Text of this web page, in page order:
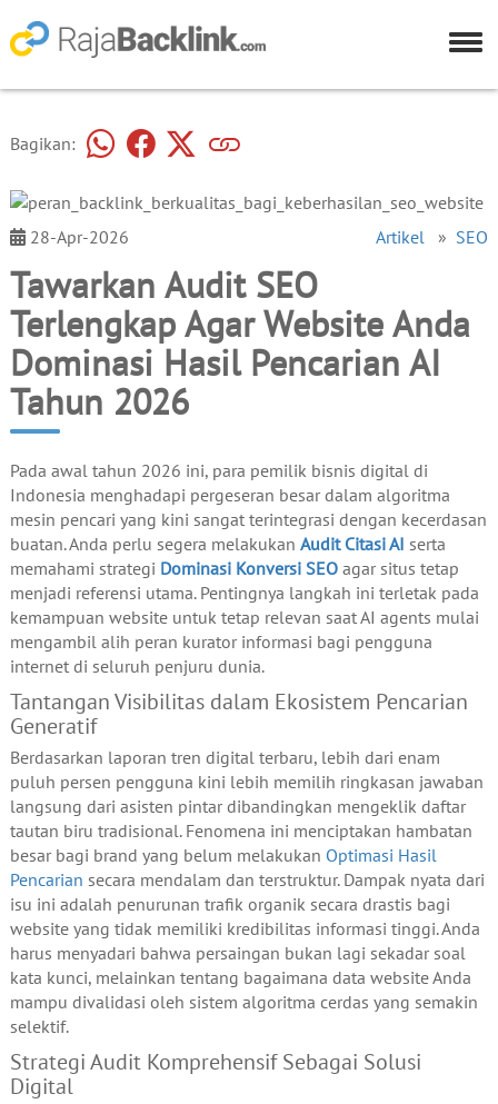
Bagikan:
28-Apr-2026 Artikel » SEO
Tawarkan Audit SEO
Terlengkap Agar Website Anda
Dominasi Hasil Pencarian AI
Tahun 2026
Pada awal tahun 2026 ini, para pemilik bisnis digital di
Indonesia menghadapi pergeseran besar dalam algoritma
mesin pencari yang kini sangat terintegrasi dengan kecerdasan
buatan. Anda perlu segera melakukan Audit Citasi AI serta
memahami strategi Dominasi Konversi SEOagar situs tetap
menjadi referensi utama. Pentingnya langkah ini terletak pada
kemampuan website untuk tetap relevan saat AI agents mulai
mengambil alih peran kurator informasi bagi pengguna
internet di seluruh penjuru dunia.
Tantangan Visibilitas dalam Ekosistem Pencarian
Generatif
Berdasarkan laporan tren digital terbaru, lebih dari enam
puluh persen pengguna kini lebih memilih ringkasan jawaban
langsung dari asisten pintar dibandingkan mengeklik daftar
tautan biru tradisional. Fenomena ini menciptakan hambatan
besar bagi brand yang belum melakukan Optimasi Hasil
Pencarian secara mendalam dan terstruktur. Dampak nyata dari
isu ini adalah penurunan trafik organik secara drastis bagi
website yang tidak memiliki kredibilitas informasi tinggi. Anda
harus menyadari bahwa persaingan bukan lagi sekadar soal
kata kunci, melainkan tentang bagaimana data website Anda
mampu divalidasi oleh sistem algoritma cerdas yang semakin
selektif.
Strategi Audit Komprehensif Sebagai Solusi
Digital